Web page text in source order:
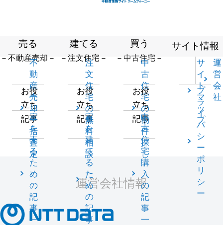
売る
－不動産売却－
不
動
産
売
却
一
括
査
定
お役
立ち
記事
家
を
売
る
た
め
の
記
事
一
建てる
－注文住宅－
注
文
住
宅
の
無
料
相
談
お役
立ち
記事
家
を
建
て
る
た
め
の
記
事
買う
－中古住宅－
中
古
住
宅
の
物
件
探
し
お役
立ち
記事
中
古
住
宅
購
入
の
記
事
一
サイト情報
サ
イ
ト
マ
ッ
プ
運
営
会
社
プ
ラ
イ
バ
シ
ー
ポ
リ
シ
ー
運営会社情報